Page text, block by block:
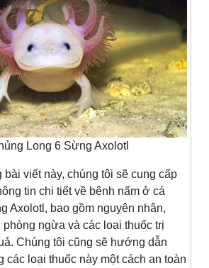
Long 6 Sừng Axolotl
này, chúng tôi sẽ cung cấp
tin chi tiết về bệnh nấm ở cá
Axolotl, bao gồm nguyên nhân,
ngừa và các loại thuốc trị
Chúng tôi cũng sẽ hướng dẫn
các loại thuốc này một cách an toàn